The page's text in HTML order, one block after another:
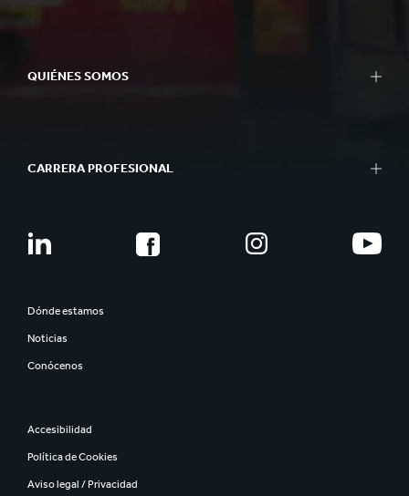
QUIÉNES SOMOS
CARRERA PROFESIONAL
Dónde estamos
Noticias
Conócenos
Accesibilidad
Política de Cookies
Aviso legal / Privacidad